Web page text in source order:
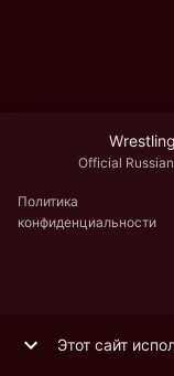
Official
Политика
конфиденциальности
Этот сайт